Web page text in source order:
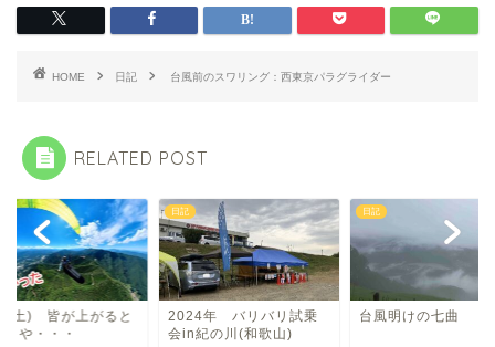
HOME 日記 台風前のスワリング：西東京パラグライダー
RELATED POST
土) 皆が上がると
きや・・・
日記
2024年 バリバリ試乗
会in紀の川(和歌山)
日記
台風明けの七曲